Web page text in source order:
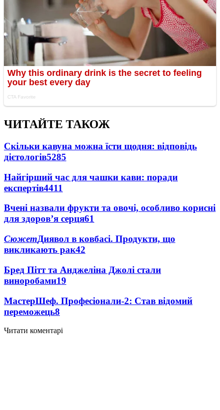
ЧИТАЙТЕ ТАКОЖ
Скільки кавуна можна їсти щодня: відповідь
дієтологів5285
Найгірший час для чашки кави: поради
експертів4411
Вчені назвали фрукти та овочі, особливо корисні
для здоров’я серця61
СюжетДиявол в ковбасі. Продукти, що
викликають рак42
Бред Пітт та Анджеліна Джолі стали
виноробами19
МастерШеф. Професіонали-2: Став відомий
переможець8
Читати коментарі